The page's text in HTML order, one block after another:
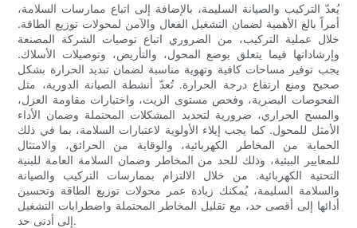
يُعدّ التركيب والصيانة السليمة، بالإضافة إلى اتباع ممارسات السلامة،
أمراً بالغ الأهمية لضمان التشغيل الفعال والآمن لمحولات توزيع الطاقة.
خلال عملية التركيب، من الضروري اتباع توصيات الشركة المصنعة
وإرشاداتها فيما يتعلق بوضع المحول، والتأريض، وتوصيلات الأسلاك.
يجب توفير مساحات كافية وتهوية مناسبة لضمان تبديد الحرارة بشكل
صحيح ومنع ارتفاع درجة الحرارة. تُعدّ أنشطة الصيانة الدورية، مثل
الفحوصات البصرية، وفحص مستوى الزيت، واختبارات مقاومة العزل،
والمسح الحراري، ضرورية لتحديد المشكلات المحتملة وضمان الأداء
الأمثل للمحول. كما يجب إيلاء الأولوية لاعتبارات السلامة، بما في ذلك
الحماية من المخاطر الكهربائية، والوقاية من الحرائق، والامتثال
للمعايير البيئية، وذلك للحد من المخاطر وضمان السلامة العامة للبنية
التحتية الكهربائية. من خلال الالتزام بممارسات التركيب والصيانة
والسلامة السليمة، يُمكنك زيادة عمر محولات توزيع الطاقة وتحسين
أدائها إلى أقصى حد، مع تقليل المخاطر المحتملة واضطرابات التشغيل
إلى أدنى حد.